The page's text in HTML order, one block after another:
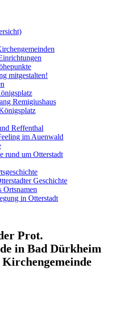
mitgestalten!
Remigiushaus
Reffenthal
im Auenwald
rund um Otterstadt
Geschichte
Ortsnamen
in Otterstadt
Prot.
in Bad Dürkheim